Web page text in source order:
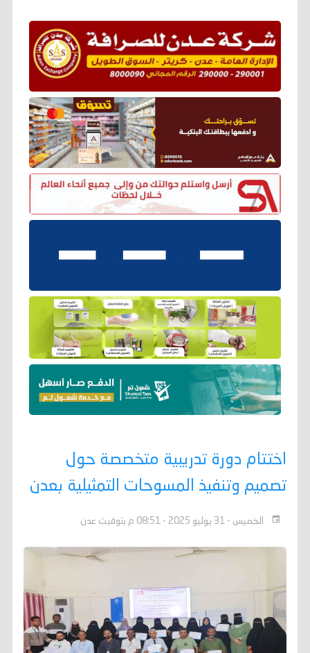
اختتام دورة تدريبية متخصصة حول
تصميم وتنفيذ المسوحات التمثيلية بعدن
الخميس - 31 يوليو 2025 - 08:51 م بتوقيت عدن